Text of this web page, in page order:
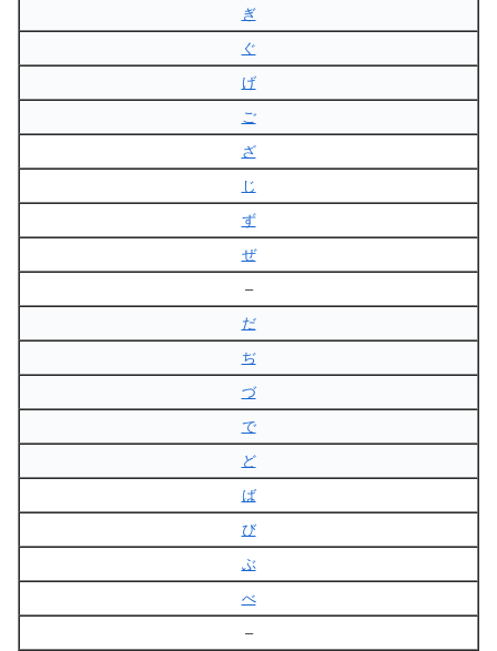
ぎ
ぐ
げ
ご
ざ
じ
ず
ぜ
–
だ
ぢ
づ
で
ど
ば
び
ぶ
べ
–